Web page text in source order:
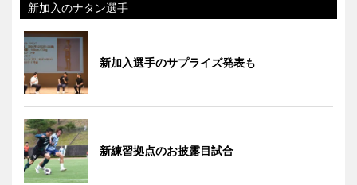
新加入のナタン選手
新加入選手のサプライズ発表も
新練習拠点のお披露目試合